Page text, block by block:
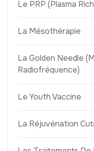
Le PRP (Plasma
La Mésothérapie
La Golden Needle
Radiofréquence)
Le Youth Vaccine
La Réjuvénation